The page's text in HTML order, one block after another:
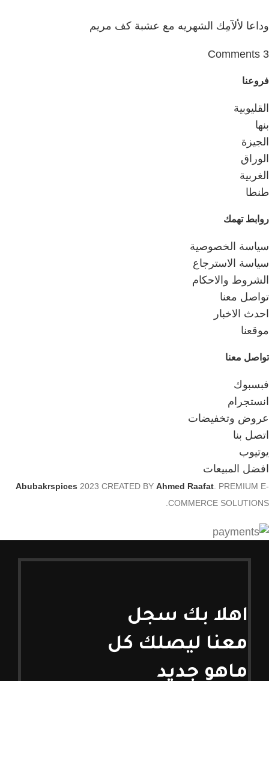
وداعا لألآمِك الشهريه مع عشبة كف مريم
3 Comments
فروعنا
القليوبية
بنها
الجيزة
الوراق
الغربية
طنطا
روابط تهمك
سياسة الخصوصية
سياسة الاسترجاع
الشروط والاحكام
تواصل معنا
احدث الاخبار
موقعنا
تواصل معنا
فبسبوك
انستجرام
عروض وتخفيضات
اتصل بنا
يوتيوب
افضل المبيعات
Abubakrspices 2023 CREATED BY Ahmed Raafat . PREMIUM E-
COMMERCE SOLUTIONS.
اهلا بك سجل
معنا ليصلك كل
ماهو جديد